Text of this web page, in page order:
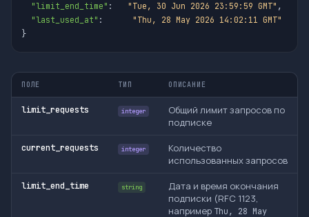
"limit_end_time" : "Tue, 30 Jun 2026 23:59:59 GMT" ,
"last_used_at" : "Thu, 28 May 2026 14:02:11 GMT"
}
ПОЛЕ ТИП ОПИСАНИЕ
limit_requests integer
Общий лимит запросов по
подписке
current_requests integer
Количество
использованных запросов
limit_end_time string
Дата и время окончания
подписки (RFC 1123,
например Thu, 28 May